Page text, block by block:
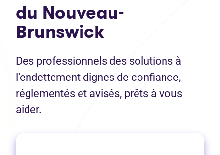
du Nouveau-
Brunswick
Des professionnels des solutions à
l’endettement dignes de confiance,
réglementés et avisés, prêts à vous
aider.